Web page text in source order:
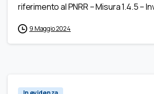
riferimento al PNRR – Misura 1.4.5 –
9 Maggio 2024